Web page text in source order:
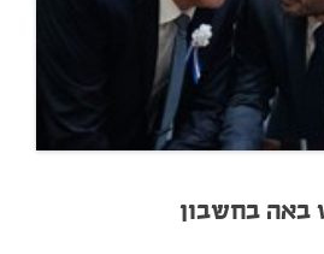
באה בחשבון